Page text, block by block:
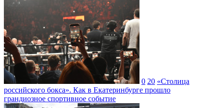
0 20 «Столица
российского бокса». Как в Екатеринбурге прошло
грандиозное спортивное событие